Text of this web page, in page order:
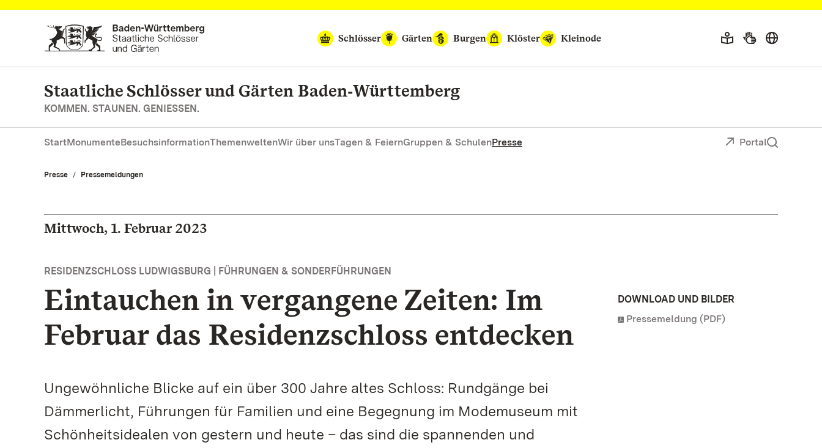
Zum Hauptinhalt springen
Schlösser
Gärten Burgen Klöster Kleinode
Staatliche Schlösser und Gärten Baden‑Württemberg
KOMMEN. STAUNEN. GENIESSEN.
StartMonumenteBesuchsinformationThemenweltenWir über unsTagen & FeiernGruppen & SchulenPresse Portal
Presse Pressemeldungen
Mittwoch, 1. Februar 2023
RESIDENZSCHLOSS LUDWIGSBURG | FÜHRUNGEN & SONDERFÜHRUNGEN
Eintauchen in vergangene Zeiten: Im
Februar das Residenzschloss entdecken
Ungewöhnliche Blicke auf ein über 300 Jahre altes Schloss: Rundgänge bei
Dämmerlicht, Führungen für Familien und eine Begegnung im Modemuseum mit
Schönheitsidealen von gestern und heute – das sind die spannenden und
DOWNLOAD UND BILDER
Pressemeldung (PDF)